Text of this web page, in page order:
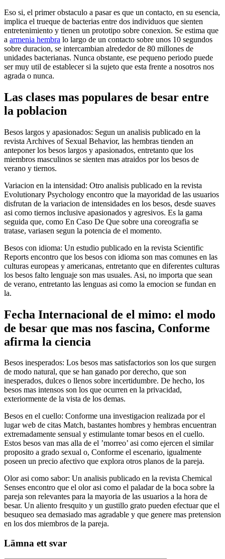
Eso si, el primer obstaculo a pasar es que un contacto, en su esencia,
implica el trueque de bacterias entre dos individuos que sienten
entretenimiento y tienen un prototipo sobre conexion. Se estima que
a armenia hembra lo largo de un contacto sobre unos 10 segundos
sobre duracion, se intercambian alrededor de 80 millones de
unidades bacterianas. Nunca obstante, ese pequeno periodo puede
ser muy util de establecer si la sujeto que esta frente a nosotros nos
agrada o nunca.
Las clases mas populares de besar entre
la poblacion
Besos largos y apasionados: Segun un analisis publicado en la
revista Archives of Sexual Behavior, las hembras tienden an
anteponer los besos largos y apasionados, entretanto que los
miembros masculinos se sienten mas atraidos por los besos de
verano y tiernos.
Variacion en la intensidad: Otro analisis publicado en la revista
Evolutionary Psychology encontro que la mayoridad de las usuarios
disfrutan de la variacion de intensidades en los besos, desde suaves
asi­ como tiernos inclusive apasionados y agresivos. Es la gama
seguida que, como En Caso De Que sobre una coreografia se
tratase, variasen segun la potencia de el momento.
Besos con idioma: Un estudio publicado en la revista Scientific
Reports encontro que los besos con idioma son mas comunes en las
culturas europeas y americanas, entretanto que en diferentes culturas
los besos falto lenguaje son mas usuales. Asi, no importa que sean
de verano, entretanto las lenguas asi­ como la emocion se fundan en
la.
Fecha Internacional de el mimo: el modo
de besar que mas nos fascina, Conforme
afirma la ciencia
Besos inesperados: Los besos mas satisfactorios son los que surgen
de modo natural, que se han ganado por derecho, que son
inesperados, dulces o llenos sobre incertidumbre. De hecho, los
besos mas intensos son los que ocurren en la privacidad,
exteriormente de la vista de los demas.
Besos en el cuello: Conforme una investigacion realizada por el
lugar web de citas Match, bastantes hombres y hembras encuentran
extremadamente sensual y estimulante tomar besos en el cuello.
Estos besos van mas alla de el ’morreo’ asi­ como ejercen el similar
proposito a grado sexual o, Conforme el escenario, igualmente
poseen un precio afectivo que explora otros planos de la pareja.
Olor asi­ como sabor: Un analisis publicado en la revista Chemical
Senses encontro que el olor asi­ como el paladar de la boca sobre la
pareja son relevantes para la mayoria de las usuarios a la hora de
besar. Un aliento fresquito y un gustillo grato pueden efectuar que el
besuqueo sea demasiado mas agradable y que genere mas pretension
en los dos miembros de la pareja.
Lämna ett svar